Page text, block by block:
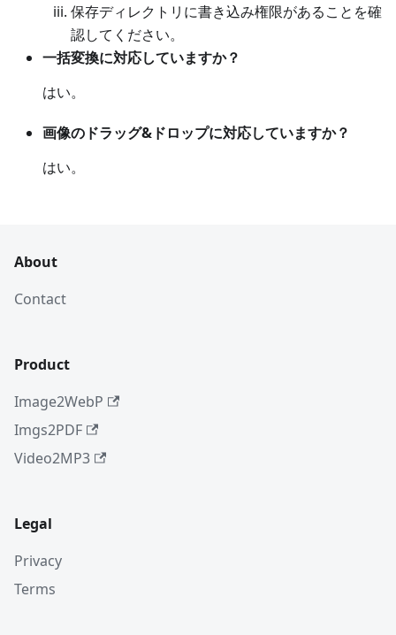
保存ディレクトリに書き込み権限があることを確
認してください。
一括変換に対応していますか？
はい。
画像のドラッグ&ドロップに対応していますか？
はい。
About
Contact
Product
Image2WebP
Imgs2PDF
Video2MP3
Legal
Privacy
Terms